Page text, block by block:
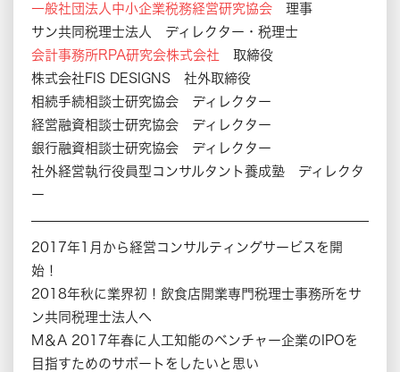
一般社団法人中小企業税務経営研究協会 理事
サン共同税理士法人 ディレクター・税理士
会計事務所RPA研究会株式会社 取締役
株式会社FIS DESIGNS 社外取締役
相続手続相談士研究協会 ディレクター
経営融資相談士研究協会 ディレクター
銀行融資相談士研究協会 ディレクター
社外経営執行役員型コンサルタント養成塾 ディレクタ
ー
2017年1月から経営コンサルティングサービスを開
始！
2018年秋に業界初！飲食店開業専門税理士事務所をサ
ン共同税理士法人へ
M＆A 2017年春に人工知能のベンチャー企業のIPOを
目指すためのサポートをしたいと思い